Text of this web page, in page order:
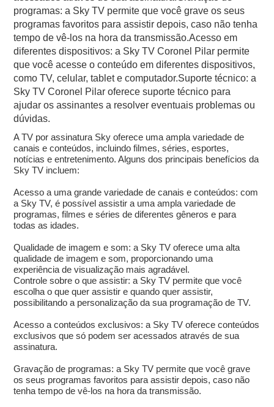
programas: a Sky TV permite que você grave os seus
programas favoritos para assistir depois, caso não tenha
tempo de vê-los na hora da transmissão.Acesso em
diferentes dispositivos: a Sky TV Coronel Pilar permite
que você acesse o conteúdo em diferentes dispositivos,
como TV, celular, tablet e computador.Suporte técnico: a
Sky TV Coronel Pilar oferece suporte técnico para
ajudar os assinantes a resolver eventuais problemas ou
dúvidas.
A TV por assinatura Sky oferece uma ampla variedade de
canais e conteúdos, incluindo filmes, séries, esportes,
notícias e entretenimento. Alguns dos principais benefícios da
Sky TV incluem:
Acesso a uma grande variedade de canais e conteúdos: com
a Sky TV, é possível assistir a uma ampla variedade de
programas, filmes e séries de diferentes gêneros e para
todas as idades.
Qualidade de imagem e som: a Sky TV oferece uma alta
qualidade de imagem e som, proporcionando uma
experiência de visualização mais agradável.
Controle sobre o que assistir: a Sky TV permite que você
escolha o que quer assistir e quando quer assistir,
possibilitando a personalização da sua programação de TV.
Acesso a conteúdos exclusivos: a Sky TV oferece conteúdos
exclusivos que só podem ser acessados através de sua
assinatura.
Gravação de programas: a Sky TV permite que você grave
os seus programas favoritos para assistir depois, caso não
tenha tempo de vê-los na hora da transmissão.